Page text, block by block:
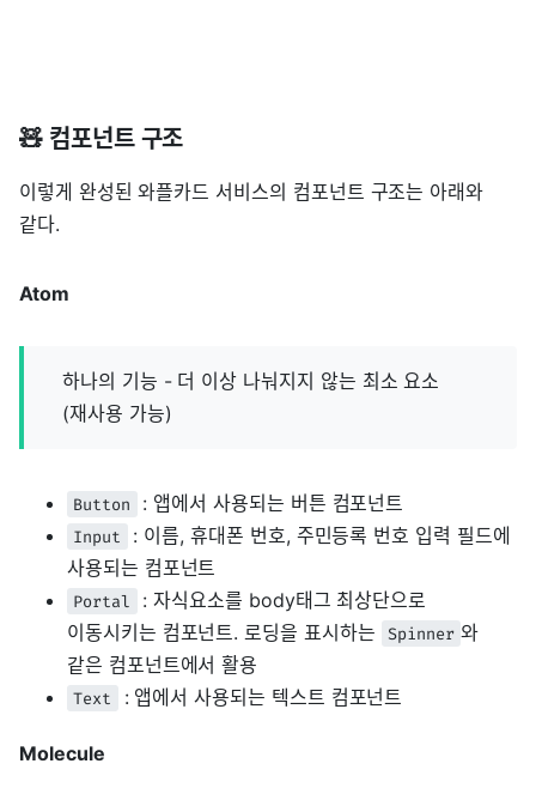
🧸 컴포넌트 구조
이렇게 완성된 와플카드 서비스의 컴포넌트 구조는 아래와
같다.
Atom
하나의 기능 - 더 이상 나눠지지 않는 최소 요소
(재사용 가능)
Button : 앱에서 사용되는 버튼 컴포넌트
Input
: 이름, 휴대폰 번호, 주민등록 번호 입력 필드에
사용되는 컴포넌트
Portal
: 자식요소를 body태그 최상단으로
이동시키는 컴포넌트. 로딩을 표시하는
Spinner 와
같은 컴포넌트에서 활용
Text : 앱에서 사용되는 텍스트 컴포넌트
Molecule